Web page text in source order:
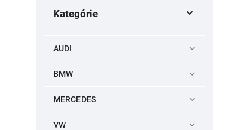
Kategórie
AUDI
BMW
MERCEDES
VW